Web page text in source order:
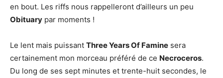
en bout. Les riffs nous rappelleront d’ailleurs un peu
Obituary par moments !
Le lent mais puissant Three Years Of Famine sera
certainement mon morceau préféré de ce Necroceros.
Du long de ses sept minutes et trente-huit secondes, le